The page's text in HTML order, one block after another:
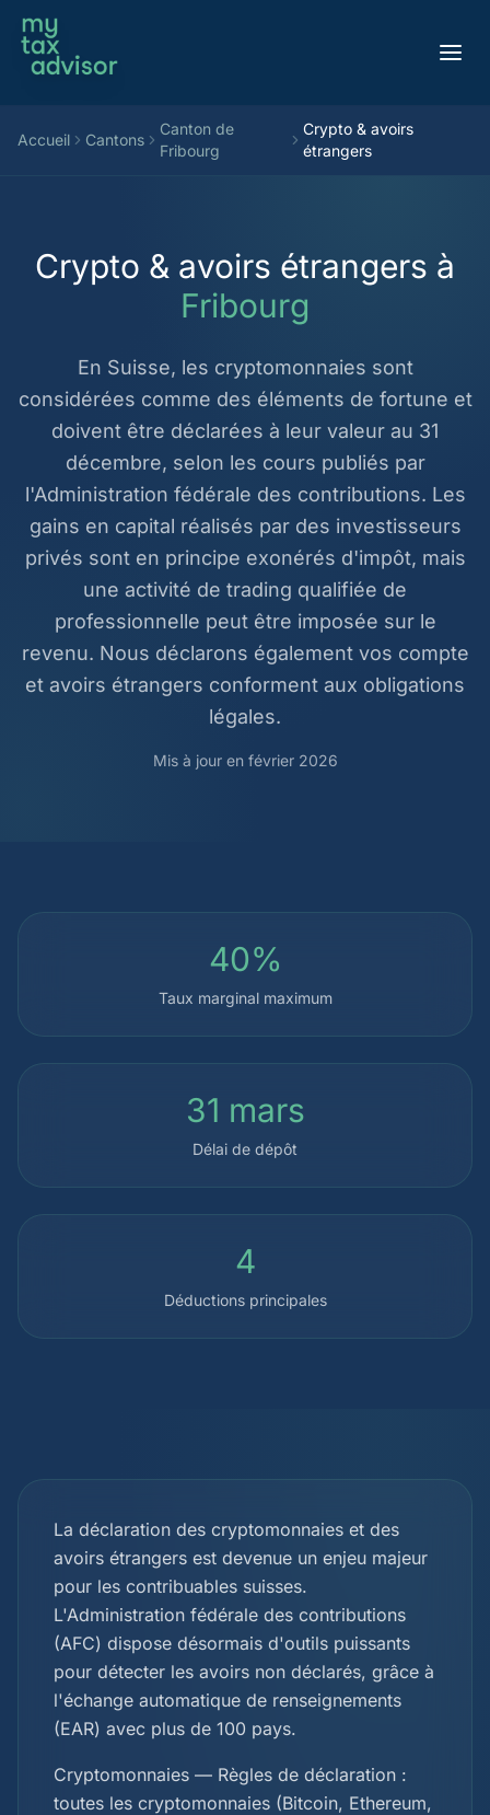
Aller au contenu
Accueil Cantons
Canton de
Fribourg
Crypto & avoirs
étrangers
Crypto & avoirs étrangers à
Fribourg
En Suisse, les cryptomonnaies sont
considérées comme des éléments de fortune et
doivent être déclarées à leur valeur au 31
décembre, selon les cours publiés par
l'Administration fédérale des contributions. Les
gains en capital réalisés par des investisseurs
privés sont en principe exonérés d'impôt, mais
une activité de trading qualifiée de
professionnelle peut être imposée sur le
revenu. Nous déclarons également vos compte
et avoirs étrangers conforment aux obligations
légales.
Mis à jour en février 2026
40%
Taux marginal maximum
31 mars
Délai de dépôt
4
Déductions principales
La déclaration des cryptomonnaies et des
avoirs étrangers est devenue un enjeu majeur
pour les contribuables suisses.
L'Administration fédérale des contributions
(AFC) dispose désormais d'outils puissants
pour détecter les avoirs non déclarés, grâce à
l'échange automatique de renseignements
(EAR) avec plus de 100 pays.
Cryptomonnaies — Règles de déclaration :
toutes les cryptomonnaies (Bitcoin, Ethereum,